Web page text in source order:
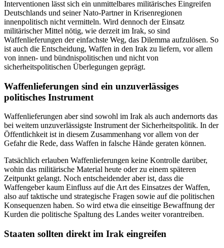
Interventionen lässt sich ein unmittelbares militärisches Eingreifen
Deutschlands und seiner Nato-Partner in Krisenregionen
innenpolitisch nicht vermitteln. Wird dennoch der Einsatz
militärischer Mittel nötig, wie derzeit im Irak, so sind
Waffenlieferungen der einfachste Weg, das Dilemma aufzulösen. So
ist auch die Entscheidung, Waffen in den Irak zu liefern, vor allem
von innen- und bündnispolitischen und nicht von
sicherheitspolitischen Überlegungen geprägt.
Waffenlieferungen sind ein unzuverlässiges
politisches Instrument
Waffenlieferungen aber sind sowohl im Irak als auch andernorts das
bei weitem unzuverlässigste Instrument der Sicherheitspolitik. In der
Öffentlichkeit ist in diesem Zusammenhang vor allem von der
Gefahr die Rede, dass Waffen in falsche Hände geraten können.
Tatsächlich erlauben Waffenlieferungen keine Kontrolle darüber,
wohin das militärische Material heute oder zu einem späteren
Zeitpunkt gelangt. Noch entscheidender aber ist, dass die
Waffengeber kaum Einfluss auf die Art des Einsatzes der Waffen,
also auf taktische und strategische Fragen sowie auf die politischen
Konsequenzen haben. So wird etwa die einseitige Bewaffnung der
Kurden die politische Spaltung des Landes weiter vorantreiben.
Staaten sollten direkt im Irak eingreifen